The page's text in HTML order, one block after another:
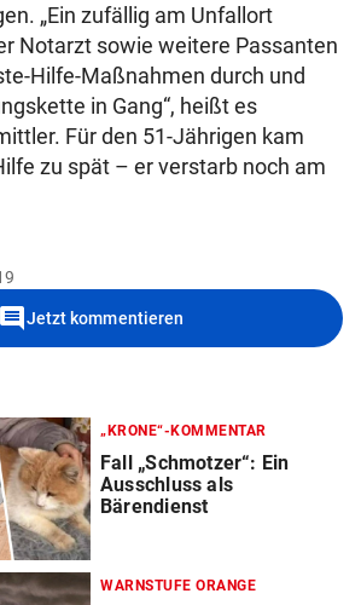
„Ein zufällig am Unfallort
Notarzt sowie weitere Passanten
Hilfe-Maßnahmen durch und
in Gang“, heißt es
Für den 51-Jährigen kam
zu spät – er verstarb noch am
commentJetzt kommentieren
„KRONE“-KOMMENTAR
Fall „Schmotzer“: Ein
Ausschluss als
Bärendienst
WARNSTUFE ORANGE